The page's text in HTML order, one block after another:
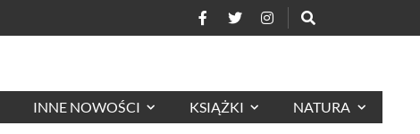
INNE NOWOŚCI KSIĄŻKI NATURA